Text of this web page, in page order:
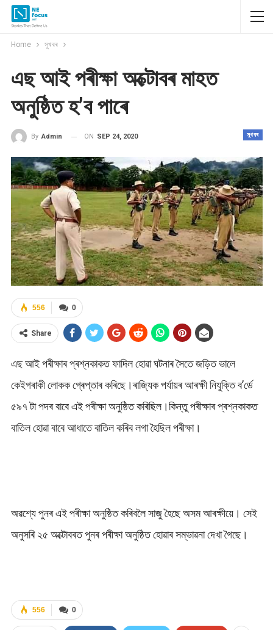
Home সুখবৰ
এছ আই পৰীক্ষা অক্টোবৰ মাহত
অনুষ্ঠিত হ’ব পাৰে
সুখবৰ
By Admin ON SEP 24, 2020
0
556
Share
এছ আই পৰীক্ষাৰ প্ৰশ্নকাকত ফাদিল হোৱা ঘটনাৰ সৈতে জড়িত ভালে
কেইগৰাকী লোকক গ্ৰেপ্তাৰ কৰিছে।ৰাজ্যিক পৰ্যায়ৰ আৰক্ষী নিযুক্তি ব’ৰ্ডে
৫৯৭ টা পদৰ বাবে এই পৰীক্ষা অনুষ্ঠিত কৰিছিল।কিন্তু পৰীক্ষাৰ প্ৰশ্নকাকত
বাতিল হোৱা বাবে আধাতে বাতিল কৰিব লগা হৈছিল পৰীক্ষা।
অৱশ্যে পুনৰ এই পৰীক্ষা অনুষ্ঠিত কৰিবলৈ সাজু হৈছে অসম আৰক্ষীয়ে। সেই
অনুসৰি ২৫ অক্টোবৰত পুনৰ পৰীক্ষা অনুষ্ঠিত হোৱাৰ সম্ভাৱনা দেখা গৈছে।
0
556